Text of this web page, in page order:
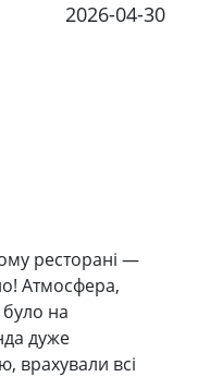
2026-04-30
ресторані —
Атмосфера,
було на
дуже
врахували всі